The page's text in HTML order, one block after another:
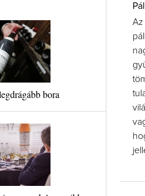
bora
Az